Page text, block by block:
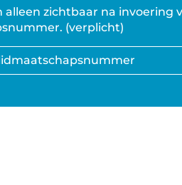
alleen zichtbaar na invoering
(verplicht)